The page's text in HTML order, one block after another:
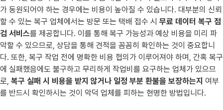
가 동원되어야 하는 경우에는 비용이 높아질 수 있습니다. 대부분의 신뢰
할 수 있는 복구 업체에서는 방문 또는 택배 접수 시 무료 데이터 복구 점
검 서비스를 제공합니다. 이를 통해 복구 가능성과 예상 비용을 미리 파
악할 수 있으므로, 상담을 통해 견적을 꼼꼼히 확인하는 것이 중요합니
다. 또한, 복구 작업 전에 명확한 비용 협의가 이루어져야 하며, 간혹 복구
에 실패했음에도 불구하고 무리하게 작업비를 요구하는 업체가 있으므
로, 복구 실패 시 비용을 받지 않거나 일정 부분 환불을 보장하는지 여부
를 반드시 확인하시는 것이 악덕 업체를 피하는 현명한 방법입니다.